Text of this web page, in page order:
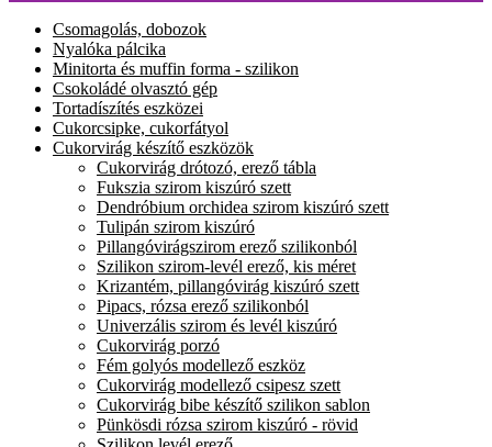
Csomagolás, dobozok
Nyalóka pálcika
Minitorta és muffin forma - szilikon
Csokoládé olvasztó gép
Tortadíszítés eszközei
Cukorcsipke, cukorfátyol
Cukorvirág készítő eszközök
Cukorvirág drótozó, erező tábla
Fukszia szirom kiszúró szett
Dendróbium orchidea szirom kiszúró szett
Tulipán szirom kiszúró
Pillangóvirágszirom erező szilikonból
Szilikon szirom-levél erező, kis méret
Krizantém, pillangóvirág kiszúró szett
Pipacs, rózsa erező szilikonból
Univerzális szirom és levél kiszúró
Cukorvirág porzó
Fém golyós modellező eszköz
Cukorvirág modellező csipesz szett
Cukorvirág bibe készítő szilikon sablon
Pünkösdi rózsa szirom kiszúró - rövid